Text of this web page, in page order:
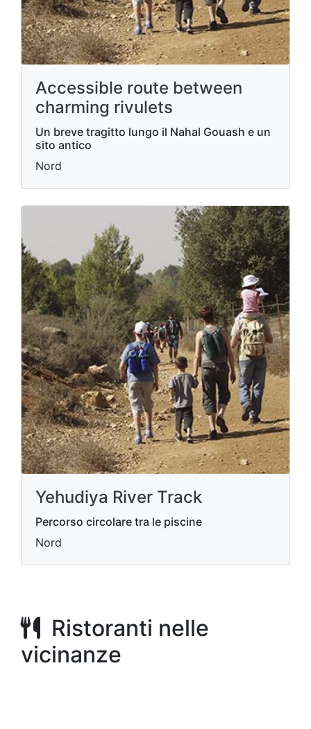
Accessible route between
charming rivulets
Un breve tragitto lungo il Nahal Gouash e un
sito antico
Nord
Yehudiya River Track
Percorso circolare tra le piscine
Nord
Ristoranti nelle
vicinanze